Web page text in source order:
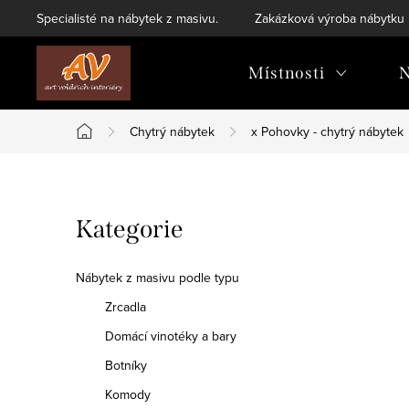
na
Specialisté na nábytek z masivu. Zakázková výroba nábytku
Místnosti
Domů
Chytrý nábytek x Pohovky - chytrý nábytek
o
s
Přeskočit
kategorie
Kategorie
Nábytek z masivu podle typu
Zrcadla
Domácí vinotéky a bary
Botníky
Komody